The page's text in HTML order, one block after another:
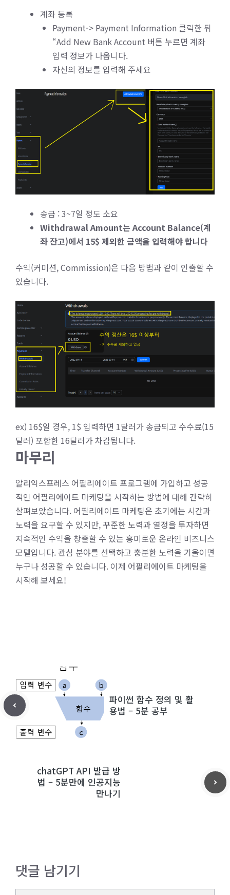
계좌 등록
Payment-> Payment Information 클릭한 뒤
“Add New Bank Account 버튼 누르면 계좌
입력 정보가 나옵니다.
자신의 정보를 입력해 주세요
송금 : 3~7일 정도 소요
Withdrawal Amount는 Account Balance(계
좌 잔고)에서 15$ 제외한 금액을 입력해야 합니다
수익(커미션, Commission)은 다음 방법과 같이 인출할 수
있습니다.
ex) 16$일 경우, 1$ 입력하면 1달러가 송금되고 수수료(15
달러) 포함한 16달러가 차감됩니다.
마무리
알리익스프레스 어필리에이트 프로그램에 가입하고 성공
적인 어필리에이트 마케팅을 시작하는 방법에 대해 간략히
살펴보았습니다. 어필리에이트 마케팅은 초기에는 시간과
노력을 요구할 수 있지만, 꾸준한 노력과 열정을 투자하면
지속적인 수익을 창출할 수 있는 흥미로운 온라인 비즈니스
모델입니다. 관심 분야를 선택하고 충분한 노력을 기울이면
누구나 성공할 수 있습니다. 이제 어필리에이트 마케팅을
시작해 보세요!
파이썬 함수 정의 및 활
용법 – 5분 공부
chatGPT API 발급 방
법 – 5분만에 인공지능
만나기
댓글 남기기